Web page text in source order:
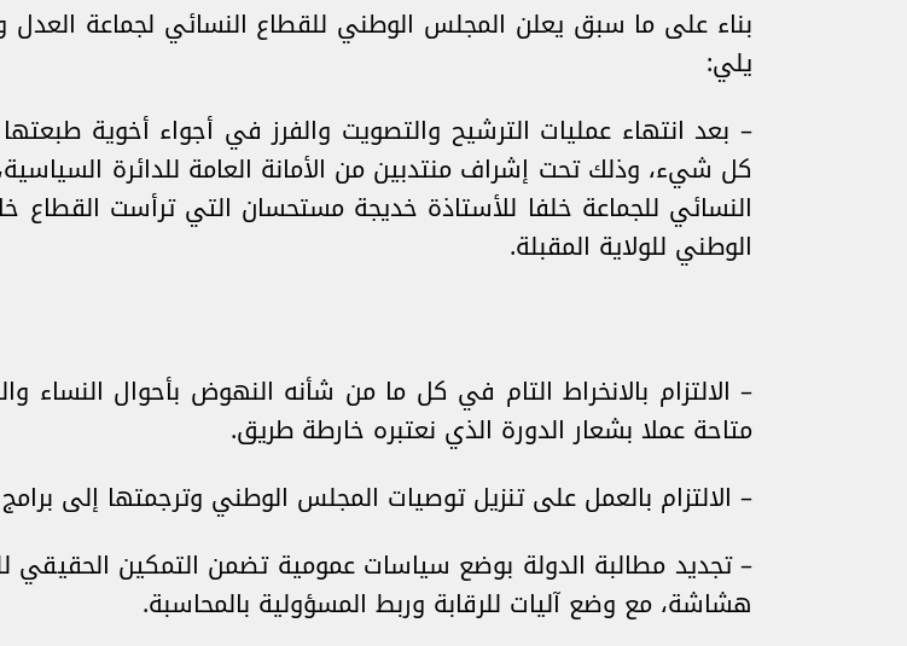
بناء على ما سبق يعلن المجلس الوطني للقطاع النسائي لجماعة العدل
يلي:
– بعد انتهاء عمليات الترشيح والتصويت والفرز في أجواء أخوية
كل شيء، وذلك تحت إشراف منتدبين من الأمانة العامة للدائرة
النسائي للجماعة خلفا للأستاذة خديجة مستحسان التي ترأست القطاع
الوطني للولاية المقبلة.
– الالتزام بالانخراط التام في كل ما من شأنه النهوض بأحوال
متاحة عملا بشعار الدورة الذي نعتبره خارطة طريق.
– الالتزام بالعمل على تنزيل توصيات المجلس الوطني وترجمتها إلى
– تجديد مطالبة الدولة بوضع سياسات عمومية تضمن التمكين
هشاشة، مع وضع آليات للرقابة وربط المسؤولية بالمحاسبة.